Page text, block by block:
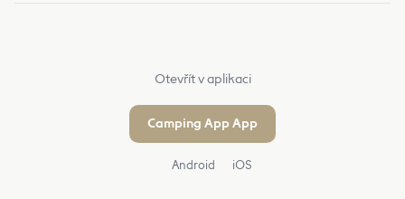
Otevřít v aplikaci
Camping App App
Android iOS